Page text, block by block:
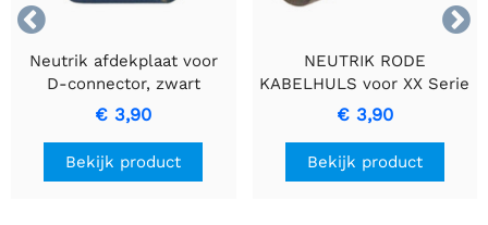


Neutrik afdekplaat voor
D-connector, zwart
€ 3,90
Bekijk product
NEUTRIK RODE
KABELHULS voor XX Serie
- Duurzaamheid en Helder
Geluid
€ 3,90
Bekijk product